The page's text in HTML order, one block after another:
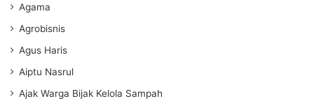
Agama
Agrobisnis
Agus Haris
Aiptu Nasrul
Ajak Warga Bijak Kelola Sampah